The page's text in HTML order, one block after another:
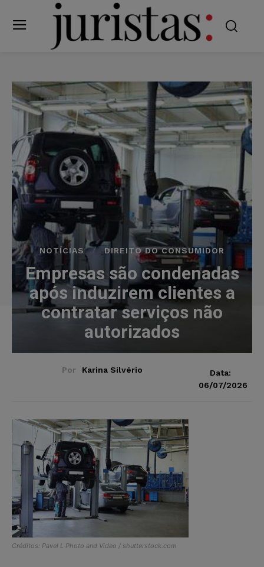
NOTÍCIAS DIREITO DO CONSUMIDOR
Empresas são condenadas
após induzirem clientes a
contratar serviços não
autorizados
Por Karina Silvério
Data:
06/07/2026
Créditos: Pavel L Photo and Video / shutterstock.com